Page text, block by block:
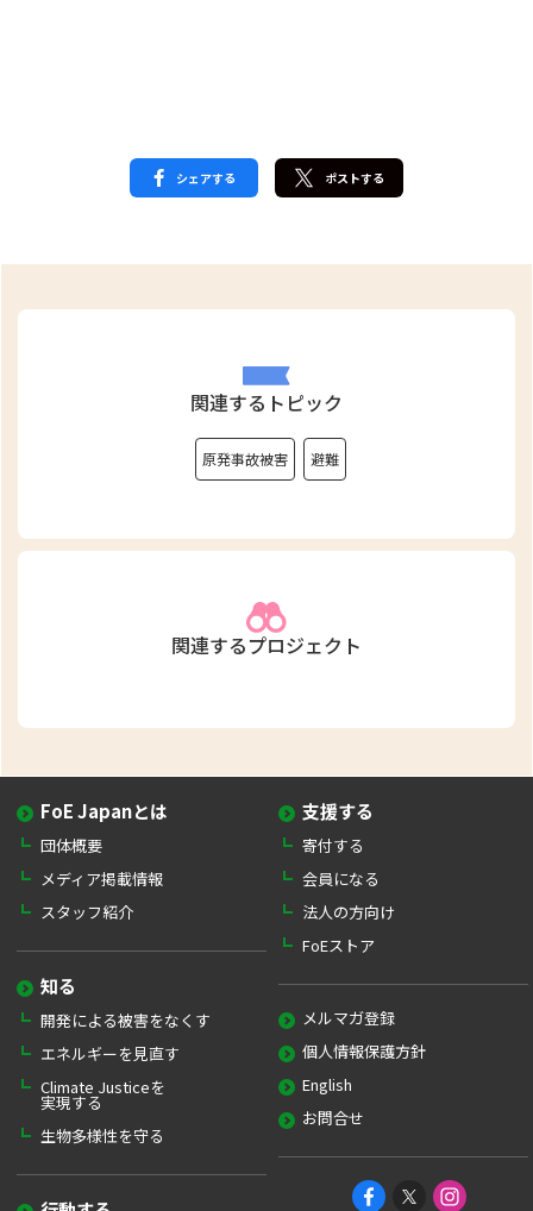
シェアする ポストする
関連するトピック
原発事故被害 避難
関連するプロジェクト
FoE Japanとは
団体概要
メディア掲載情報
スタッフ紹介
知る
開発による被害をなくす
エネルギーを見直す
Climate Justiceを
実現する
生物多様性を守る
支援する
寄付する
会員になる
法人の方向け
FoEストア
メルマガ登録
個人情報保護方針
English
お問合せ